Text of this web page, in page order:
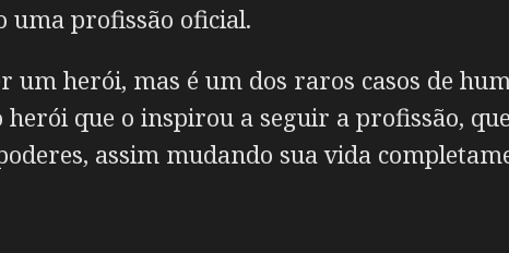
uma profissão oficial.
um herói, mas é um dos raros casos de
que o inspirou a seguir a profissão,
assim mudando sua vida